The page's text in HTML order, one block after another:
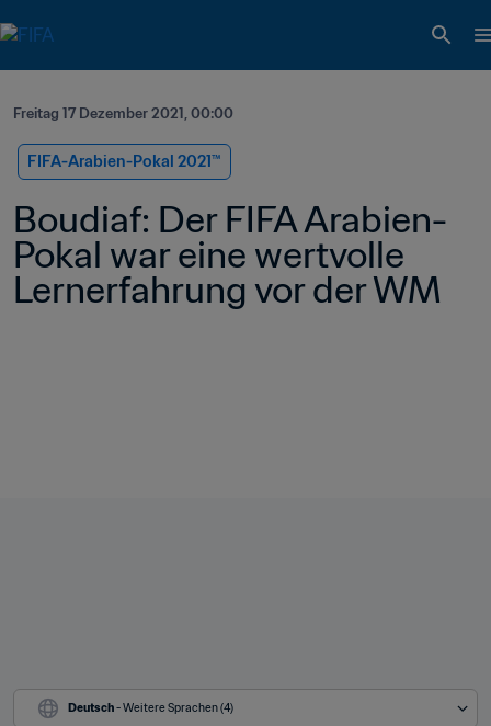
Freitag 17 Dezember 2021, 00:00
FIFA-Arabien-Pokal 2021™️
Boudiaf: Der FIFA Arabien-
Pokal war eine wertvolle
Lernerfahrung vor der WM
Deutsch - Weitere Sprachen (4)